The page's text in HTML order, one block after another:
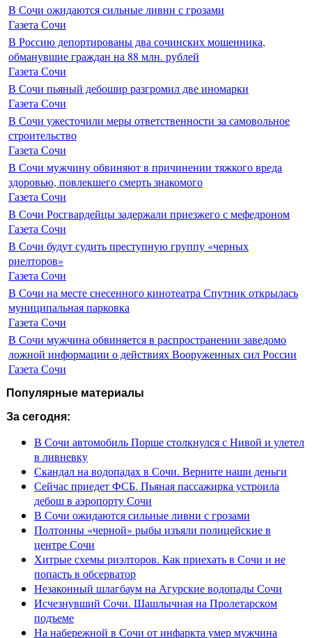
В Сочи ожидаются сильные ливни с грозами
Газета Сочи
В Россию депортированы два сочинских мошенника,
обманувшие граждан на 88 млн. рублей
Газета Сочи
В Сочи пьяный дебошир разгромил две иномарки
Газета Сочи
В Сочи ужесточили меры ответственности за самовольное
строительство
Газета Сочи
В Сочи мужчину обвиняют в причинении тяжкого вреда
здоровью, повлекшего смерть знакомого
Газета Сочи
В Сочи Росгвардейцы задержали приезжего с мефедроном
Газета Сочи
В Сочи будут судить преступную группу «черных
риелторов»
Газета Сочи
В Сочи на месте снесенного кинотеатра Спутник открылась
муниципальная парковка
Газета Сочи
В Сочи мужчина обвиняется в распространении заведомо
ложной информации о действиях Вооруженных сил России
Газета Сочи
Популярные материалы
За сегодня:
В Сочи автомобиль Порше столкнулся с Нивой и улетел
в ливневку
Скандал на водопадах в Сочи. Верните наши деньги
Сейчас приедет ФСБ. Пьяная пассажирка устроила
дебош в аэропорту Сочи
В Сочи ожидаются сильные ливни с грозами
Полтонны «черной» рыбы изъяли полицейские в
центре Сочи
Хитрые схемы риэлторов. Как приехать в Сочи и не
попасть в обсерватор
Незаконный шлагбаум на Агурские водопады Сочи
Исчезнувший Сочи. Шашлычная на Пролетарском
подъеме
На набережной в Сочи от инфаркта умер мужчина